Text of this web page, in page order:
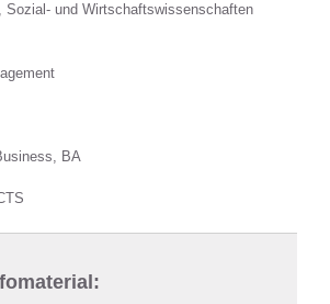
Sozial- und Wirtschaftswissenschaften
BA